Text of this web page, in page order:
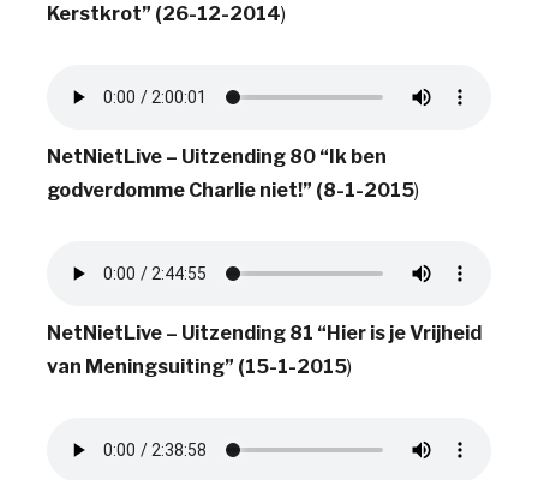
Kerstkrot” (26-12-2014)
NetNietLive – Uitzending 80 “Ik ben
godverdomme Charlie niet!” (8-1-2015)
NetNietLive – Uitzending 81 “Hier is je Vrijheid
van Meningsuiting” (15-1-2015)